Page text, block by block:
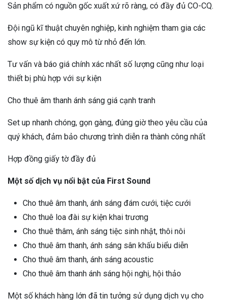
Sản phẩm có nguồn gốc xuất xứ rõ ràng, có đầy đủ CO-CQ.
Đội ngũ kĩ thuật chuyên nghiệp, kinh nghiệm tham gia các
show sự kiện có quy mô từ nhỏ đến lớn.
Tư vấn và báo giá chính xác nhất số lượng cũng như loại
thiết bị phù hợp với sự kiện
Cho thuê âm thanh ánh sáng giá cạnh tranh
Set up nhanh chóng, gọn gàng, đúng giờ theo yêu cầu của
quý khách, đảm bảo chương trình diễn ra thành công nhất
Hợp đồng giấy tờ đầy đủ
Một số dịch vụ nổi bật của First Sound
Cho thuê âm thanh, ánh sáng đám cưới, tiệc cưới
Cho thuê loa đài sự kiện khai trương
Cho thuê thâm, ánh sáng tiệc sinh nhật, thôi nôi
Cho thuê âm thanh, ánh sáng sân khấu biểu diễn
Cho thuê âm thanh, ánh sáng acoustic
Cho thuê âm thanh ánh sáng hội nghị, hội thảo
Một số khách hàng lớn đã tin tưởng sử dụng dịch vụ cho